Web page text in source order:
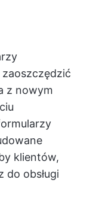
z nowym
klientów,
do obsługi